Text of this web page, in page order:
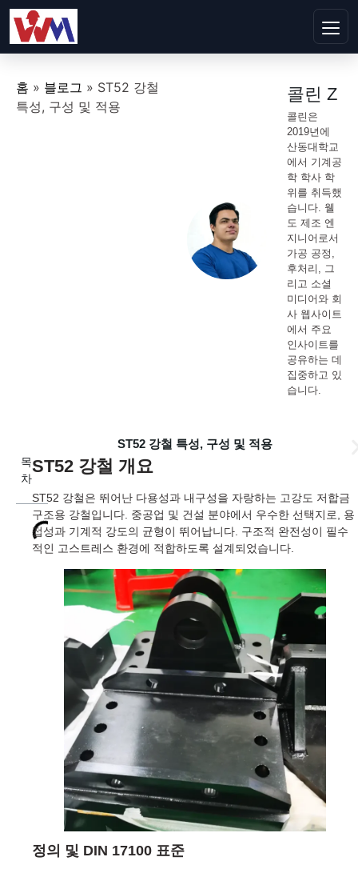
홈 » 블로그 » ST52 강철
특성, 구성 및 적용
콜린 Z
콜린은
2019년에
산동대학교
에서 기계공
학 학사 학
위를 취득했
습니다. 웰
도 제조 엔
지니어로서
가공 공정,
후처리, 그
리고 소셜
미디어와 회
사 웹사이트
에서 주요
인사이트를
공유하는 데
집중하고 있
습니다.
목
차
ST52 강철 특성, 구성 및 적용
ST52 강철 개요
ST52 강철은 뛰어난 다용성과 내구성을 자랑하는 고강도 저합금
구조용 강철입니다. 중공업 및 건설 분야에서 우수한 선택지로, 용
접성과 기계적 강도의 균형이 뛰어납니다. 구조적 완전성이 필수
적인 고스트레스 환경에 적합하도록 설계되었습니다.
정의 및 DIN 17100 표준